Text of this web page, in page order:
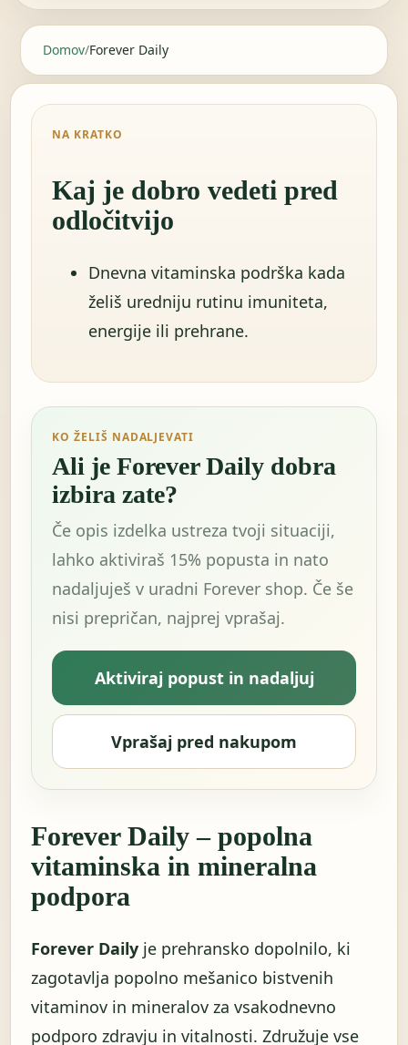
Domov/Forever Daily
NA KRATKO
Kaj je dobro vedeti pred
odločitvijo
Dnevna vitaminska podrška kada
želiš uredniju rutinu imuniteta,
energije ili prehrane.
KO ŽELIŠ NADALJEVATI
Ali je Forever Daily dobra
izbira zate?
Če opis izdelka ustreza tvoji situaciji,
lahko aktiviraš 15% popusta in nato
nadaljuješ v uradni Forever shop. Če še
nisi prepričan, najprej vprašaj.
Aktiviraj popust in nadaljuj
Vprašaj pred nakupom
Forever Daily – popolna
vitaminska in mineralna
podpora
Forever Daily je prehransko dopolnilo, ki
zagotavlja popolno mešanico bistvenih
vitaminov in mineralov za vsakodnevno
podporo zdravju in vitalnosti. Združuje vse